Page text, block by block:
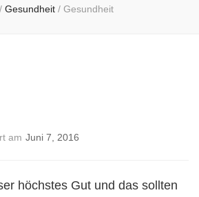
/ Gesundheit / Gesundheit
am Juni 7, 2016
höchstes Gut und das sollten